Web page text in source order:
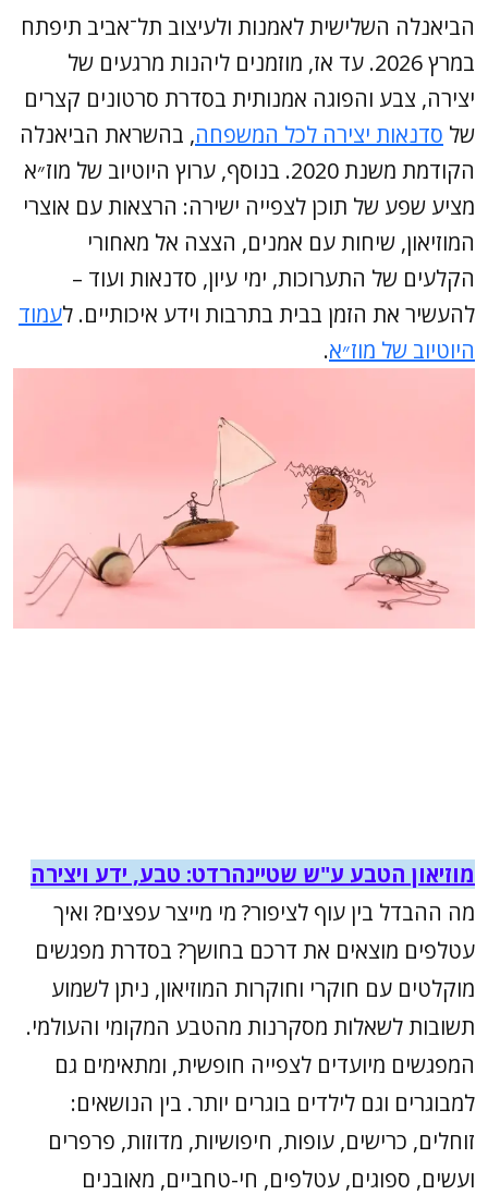
הביאנלה השלישית לאמנות ולעיצוב תל־אביב תיפתח
במרץ 2026. עד אז, מוזמנים ליהנות מרגעים של
יצירה, צבע והפוגה אמנותית בסדרת סרטונים קצרים
של סדנאות יצירה לכל המשפחה, בהשראת הביאנלה
הקודמת משנת 2020. בנוסף, ערוץ היוטיוב של מוז״א
מציע שפע של תוכן לצפייה ישירה: הרצאות עם אוצרי
המוזיאון, שיחות עם אמנים, הצצה אל מאחורי
הקלעים של התערוכות, ימי עיון, סדנאות ועוד –
להעשיר את הזמן בבית בתרבות וידע איכותיים. לעמוד
היוטיוב של מוז״א.
מוזיאון הטבע ע"ש שטיינהרדט: טבע, ידע ויצירה
מה ההבדל בין עוף לציפור? מי מייצר עפצים? ואיך
עטלפים מוצאים את דרכם בחושך? בסדרת מפגשים
מוקלטים עם חוקרי וחוקרות המוזיאון, ניתן לשמוע
תשובות לשאלות מסקרנות מהטבע המקומי והעולמי.
המפגשים מיועדים לצפייה חופשית, ומתאימים גם
למבוגרים וגם לילדים בוגרים יותר. בין הנושאים:
זוחלים, כרישים, עופות, חיפושיות, מדוזות, פרפרים
ועשים, ספוגים, עטלפים, חי-טחביים, מאובנים